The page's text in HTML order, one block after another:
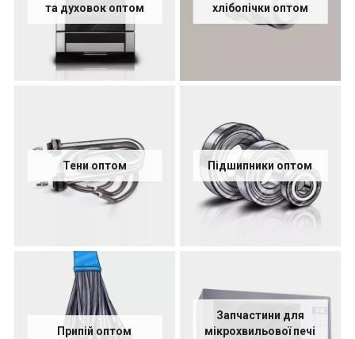
та духовок оптом
хлібопічки оптом
Тени оптом Підшипники оптом
Припій оптом
Запчастини для
мікрохвильової печі